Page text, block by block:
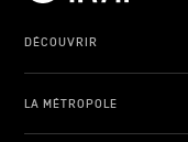
DÉCOUVRIR
LA MÉTROPOLE